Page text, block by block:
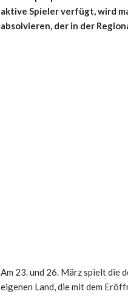
aktive Spieler verfügt, wird
absolvieren, der in der
Am 23. und 26. März spielt die
eigenen Land, die mit dem